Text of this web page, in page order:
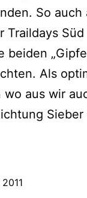
So auch
Traildays
beiden
Als
aus wir